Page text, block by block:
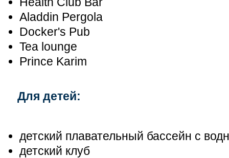
Aladdin Pergola
Docker's Pub
Tea lounge
Prince Karim
Для детей:
детский плавательный бассейн с
детский клуб